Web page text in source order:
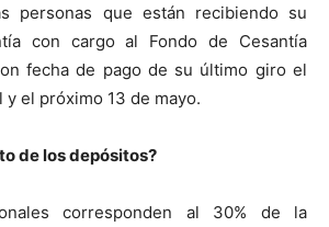
personas que están recibiendo su
con cargo al Fondo de Cesantía
fecha de pago de su último giro el
y el próximo 13 de mayo.
de los depósitos?
corresponden al 30% de la